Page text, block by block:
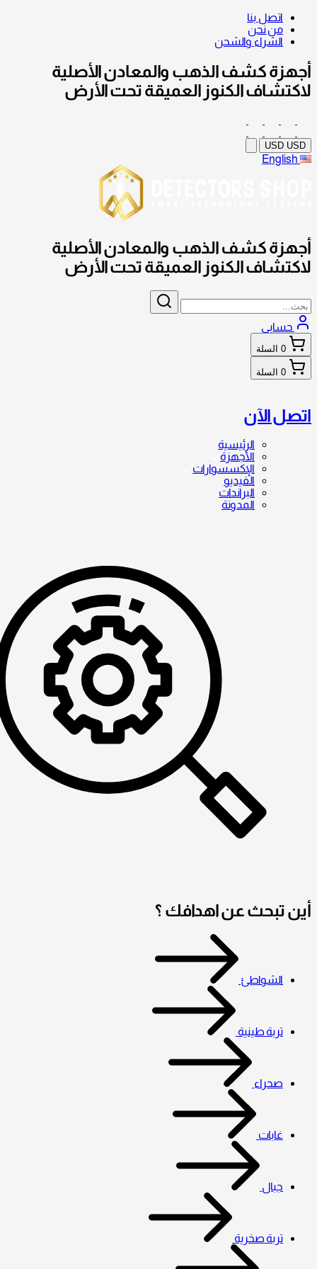
اتصل بنا
من نحن
الشراء والشحن
أجهزة كشف الذهب والمعادن الأصلية
لاكتشاف الكنوز العميقة تحت الأرض
USD USD
English
أجهزة كشف الذهب والمعادن الأصلية
لاكتشاف الكنوز العميقة تحت الأرض
حسابي
0 السلة
0 السلة
اتصل الآن
الرئيسية
الأجهزة
الإكسسوارات
الفيديو
البراندات
المدونة
أين تبحث عن اهدافك ؟
الشواطئ
تربة طينية
صحراء
غابات
جبال
تربة صخرية